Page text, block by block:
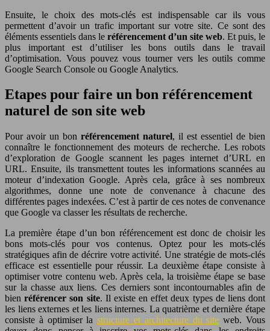
Ensuite, le choix des mots-clés est indispensable car ils vous
permettent d’avoir un trafic important sur votre site. Ce sont des
éléments essentiels dans le référencement d’un site web. Et puis, le
plus important est d’utiliser les bons outils dans le travail
d’optimisation. Vous pouvez vous tourner vers les outils comme
Google Search Console ou Google Analytics.
Etapes pour faire un bon référencement
naturel de son site web
Pour avoir un bon référencement naturel, il est essentiel de bien
connaître le fonctionnement des moteurs de recherche. Les robots
d’exploration de Google scannent les pages internet d’URL en
URL. Ensuite, ils transmettent toutes les informations scannées au
moteur d’indexation Google. Après cela, grâce à ses nombreux
algorithmes, donne une note de convenance à chacune des
différentes pages indexées. C’est à partir de ces notes de convenance
que Google va classer les résultats de recherche.
La première étape d’un bon référencement est donc de choisir les
bons mots-clés pour vos contenus. Optez pour les mots-clés
stratégiques afin de décrire votre activité. Une stratégie de mots-clés
efficace est essentielle pour réussir. La deuxième étape consiste à
optimiser votre contenu web. Après cela, la troisième étape se base
sur la chasse aux liens. Ces derniers sont incontournables afin de
bienréférencer son site. Il existe en effet deux types de liens dont
les liens externes et les liens internes. La quatrième et dernière étape
consiste à optimiser lastructure et architecture du site web. Vous